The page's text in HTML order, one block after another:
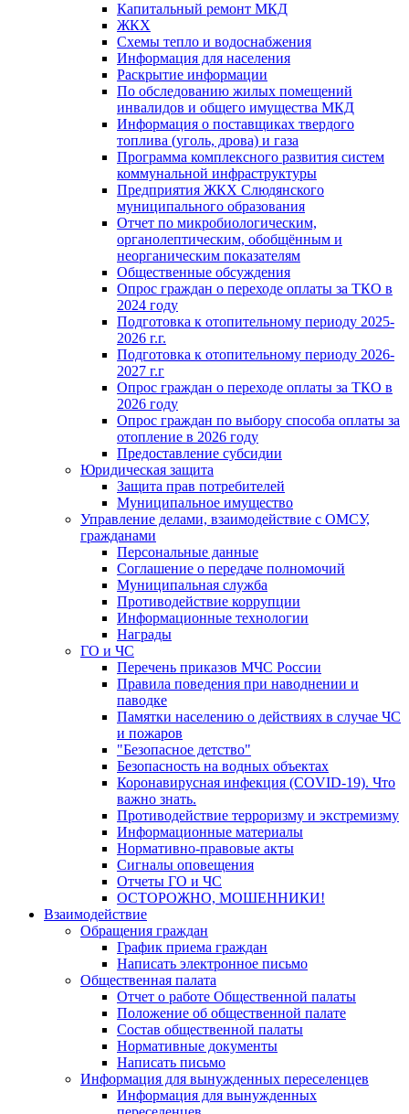
Капитальный ремонт МКД
ЖКХ
Схемы тепло и водоснабжения
Информация для населения
Раскрытие информации
По обследованию жилых помещений
инвалидов и общего имущества МКД
Информация о поставщиках твердого
топлива (уголь, дрова) и газа
Программа комплексного развития систем
коммунальной инфраструктуры
Предприятия ЖКХ Слюдянского
муниципального образования
Отчет по микробиологическим,
органолептическим, обобщённым и
неорганическим показателям
Общественные обсуждения
Опрос граждан о переходе оплаты за ТКО в
2024 году
Подготовка к отопительному периоду 2025-
2026 г.г.
Подготовка к отопительному периоду 2026-
2027 г.г
Опрос граждан о переходе оплаты за ТКО в
2026 году
Опрос граждан по выбору способа оплаты за
отопление в 2026 году
Предоставление субсидии
Юридическая защита
Защита прав потребителей
Муниципальное имущество
Управление делами, взаимодействие с ОМСУ,
гражданами
Персональные данные
Соглашение о передаче полномочий
Муниципальная служба
Противодействие коррупции
Информационные технологии
Награды
ГО и ЧС
Перечень приказов МЧС России
Правила поведения при наводнении и
паводке
Памятки населению о действиях в случае ЧС
и пожаров
"Безопасное детство"
Безопасность на водных объектах
Коронавирусная инфекция (COVID-19). Что
важно знать.
Противодействие терроризму и экстремизму
Информационные материалы
Нормативно-правовые акты
Сигналы оповещения
Отчеты ГО и ЧС
ОСТОРОЖНО, МОШЕННИКИ!
Взаимодействие
Обращения граждан
График приема граждан
Написать электронное письмо
Общественная палата
Отчет о работе Общественной палаты
Положение об общественной палате
Состав общественной палаты
Нормативные документы
Написать письмо
Информация для вынужденных переселенцев
Информация для вынужденных